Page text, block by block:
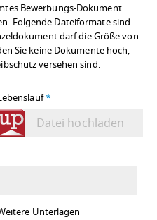
Bewerbungs-Dokument
Folgende Dateiformate sind
darf die Größe von
Sie keine Dokumente hoch,
versehen sind.
*
Datei hochladen
Unterlagen